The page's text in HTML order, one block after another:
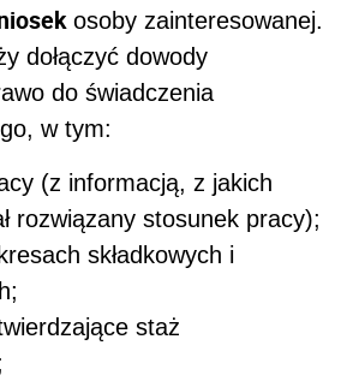
osoby zainteresowanej.
dołączyć dowody
do świadczenia
w tym:
(z informacją, z jakich
rozwiązany stosunek pracy);
składkowych i
staż